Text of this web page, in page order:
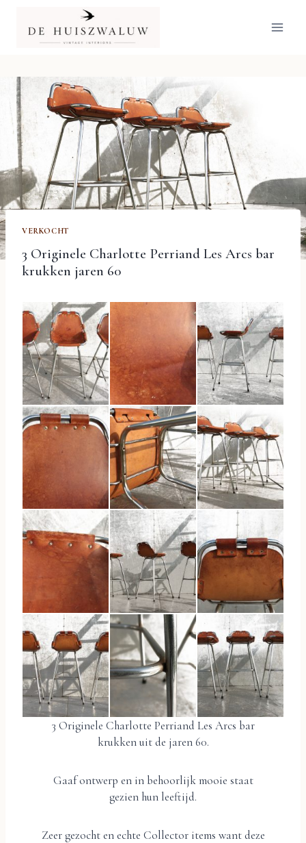
inhoud
VERKOCHT
3 Originele Charlotte Perriand Les Arcs bar
krukken jaren 60
3 Originele Charlotte Perriand Les Arcs bar
krukken uit de jaren 60.
Gaaf ontwerp en in behoorlijk mooie staat
gezien hun leeftijd.
Zeer gezocht en echte Collector items want deze